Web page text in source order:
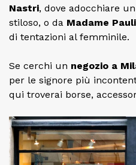
Nastri, dove adocchiare
stiloso, o da Madame
di tentazioni al femminile.
Se cerchi un negozio a
per le signore più
qui troverai borse,